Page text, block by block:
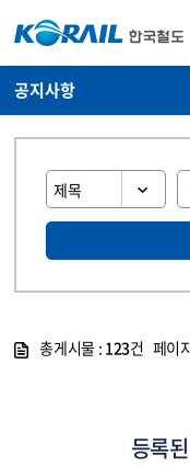
공지사항
총게시물 : 123건 페이
등록